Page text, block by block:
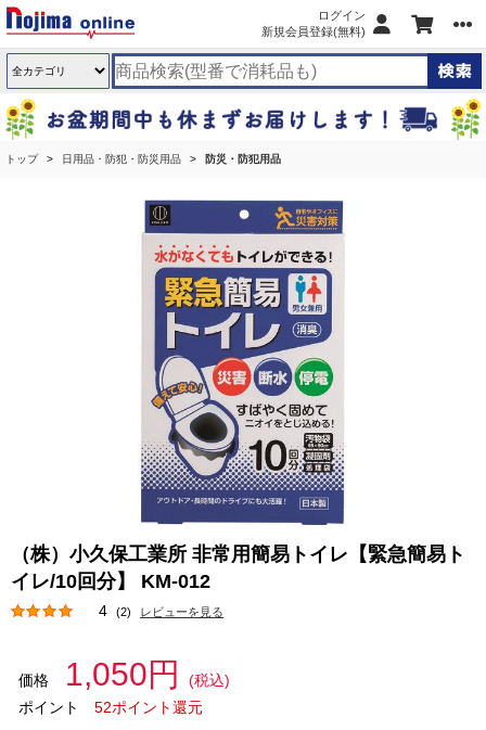
ログイン
新規会員登録(無料)
トップ 日用品・防犯・防災用品 防災・防犯用品
（株）小久保工業所 非常用簡易トイレ【緊急簡易ト
イレ/10回分】 KM-012
4 (2) レビューを見る
価格 1,050円
(税込)
ポイント
52ポイント還元